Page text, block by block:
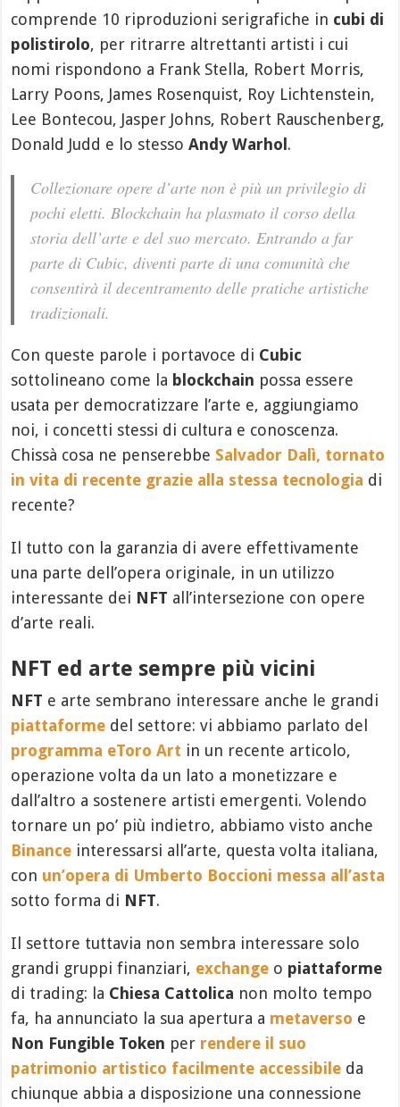
comprende 10 riproduzioni serigrafiche in cubi di
polistirolo, per ritrarre altrettanti artisti i cui
nomi rispondono a Frank Stella, Robert Morris,
Larry Poons, James Rosenquist, Roy Lichtenstein,
Lee Bontecou, Jasper Johns, Robert Rauschenberg,
Donald Judd e lo stessoAndy Warhol.
Collezionare opere d’arte non è più un privilegio di
pochi eletti. Blockchain ha plasmato il corso della
storia dell’arte e del suo mercato. Entrando a far
parte di Cubic, diventi parte di una comunità che
consentirà il decentramento delle pratiche artistiche
tradizionali.
Con queste parole i portavoce di Cubic
sottolineano come la blockchain possa essere
usata per democratizzare l’arte e, aggiungiamo
noi, i concetti stessi di cultura e conoscenza.
Chissà cosa ne penserebbe Salvador Dalì, tornato
in vita di recente grazie alla stessa tecnologia di
recente?
Il tutto con la garanzia di avere effettivamente
una parte dell’opera originale, in un utilizzo
interessante dei NFT all’intersezione con opere
d’arte reali.
NFT ed arte sempre più vicini
NFT e arte sembrano interessare anche le grandi
piattaforme del settore: vi abbiamo parlato del
programma eToro Art in un recente articolo,
operazione volta da un lato a monetizzare e
dall’altro a sostenere artisti emergenti. Volendo
tornare un po’ più indietro, abbiamo visto anche
Binance interessarsi all’arte, questa volta italiana,
con un’opera di Umberto Boccioni messa all’asta
sotto forma di NFT.
Il settore tuttavia non sembra interessare solo
grandi gruppi finanziari, exchange o piattaforme
di trading: la Chiesa Cattolica non molto tempo
fa, ha annunciato la sua apertura a metaverso e
Non Fungible Token per rendere il suo
patrimonio artistico facilmente accessibile da
chiunque abbia a disposizione una connessione